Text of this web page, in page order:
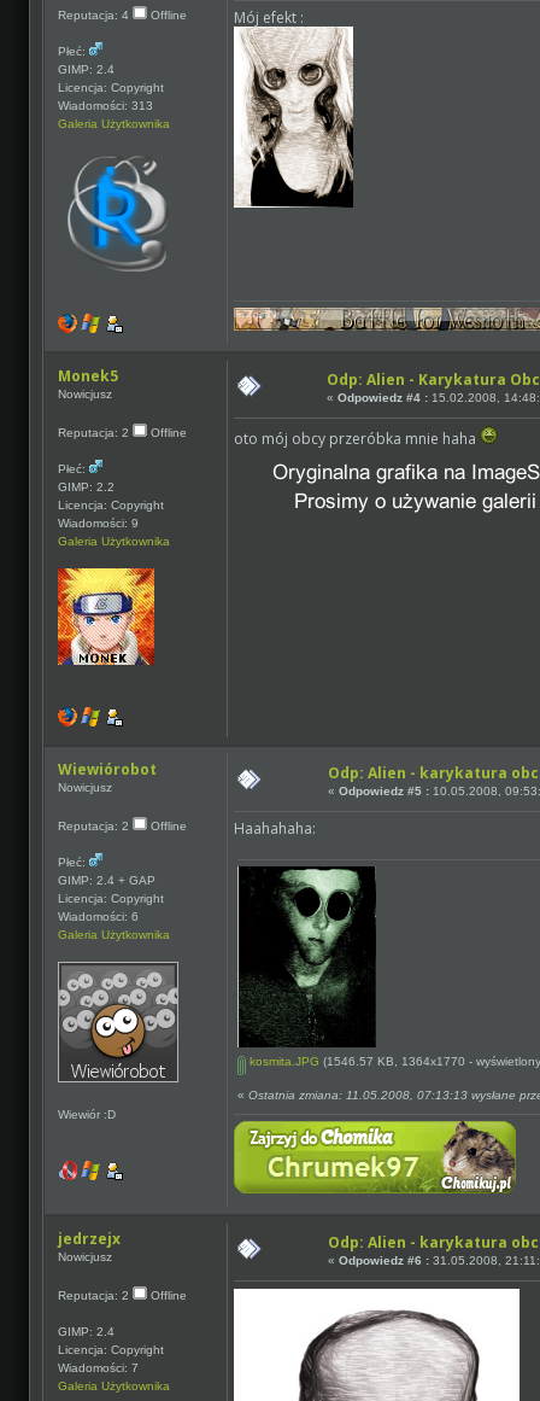
Reputacja: 4 Offline
Płeć:
GIMP: 2.4
Licencja: Copyright
Wiadomości: 313
Galeria Użytkownika
Mój efekt :
Monek5
Nowicjusz
Reputacja: 2 Offline
Płeć:
GIMP: 2.2
Licencja: Copyright
Wiadomości: 9
Galeria Użytkownika
Odp: Alien - Karykatura
«Odpowiedz #4 : 15.02.2008,
oto mój obcy przeróbka mnie haha
Wiewiórobot
Nowicjusz
Reputacja: 2 Offline
Płeć:
GIMP: 2.4 + GAP
Licencja: Copyright
Wiadomości: 6
Galeria Użytkownika
Wiewiór :D
Odp: Alien - karykatura
«Odpowiedz #5 : 10.05.2008,
Haahahaha:
kosmita.JPG (1546.57 KB, 1364x1770 -
«Ostatnia zmiana: 11.05.2008, 07:13:13 wysłane
jedrzejx
Nowicjusz
Reputacja: 2 Offline
GIMP: 2.4
Licencja: Copyright
Wiadomości: 7
Galeria Użytkownika
Odp: Alien - karykatura
«Odpowiedz #6 : 31.05.2008,